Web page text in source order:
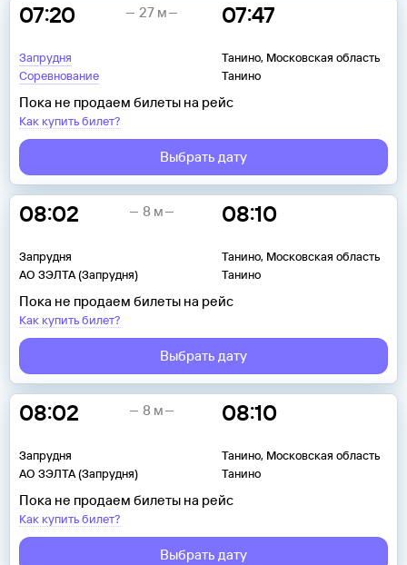
07:20
Запрудня
Соревнование
07:47
Танино, Московская область
Танино
27 м
Пока не продаем билеты на рейс
Как купить билет?
Выбрать дату
08:02
Запрудня
АО ЗЭЛТА (Запрудня)
08:10
Танино, Московская область
Танино
8 м
Пока не продаем билеты на рейс
Как купить билет?
Выбрать дату
08:02
Запрудня
АО ЗЭЛТА (Запрудня)
08:10
Танино, Московская область
Танино
8 м
Пока не продаем билеты на рейс
Как купить билет?
Выбрать дату